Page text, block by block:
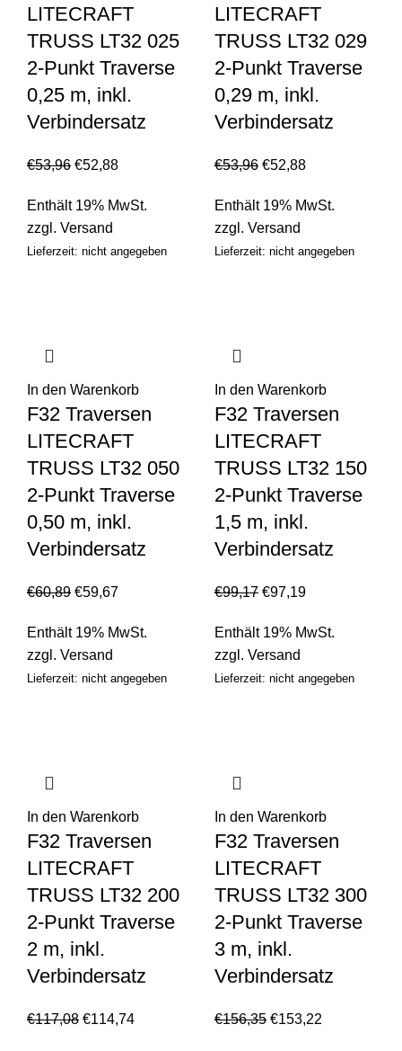
LITECRAFT
TRUSS LT32 025
2-Punkt Traverse
0,25 m, inkl.
Verbindersatz
€53,96 €52,88
Enthält 19% MwSt.
zzgl. Versand
Lieferzeit: nicht angegeben
LITECRAFT
TRUSS LT32 029
2-Punkt Traverse
0,29 m, inkl.
Verbindersatz
€53,96 €52,88
Enthält 19% MwSt.
zzgl. Versand
Lieferzeit: nicht angegeben
In den Warenkorb
F32 Traversen
LITECRAFT
TRUSS LT32 050
2-Punkt Traverse
0,50 m, inkl.
Verbindersatz
€60,89 €59,67
Enthält 19% MwSt.
zzgl. Versand
Lieferzeit: nicht angegeben
In den Warenkorb
F32 Traversen
LITECRAFT
TRUSS LT32 150
2-Punkt Traverse
1,5 m, inkl.
Verbindersatz
€99,17 €97,19
Enthält 19% MwSt.
zzgl. Versand
Lieferzeit: nicht angegeben
In den Warenkorb
F32 Traversen
LITECRAFT
TRUSS LT32 200
2-Punkt Traverse
2 m, inkl.
Verbindersatz
€117,08 €114,74
In den Warenkorb
F32 Traversen
LITECRAFT
TRUSS LT32 300
2-Punkt Traverse
3 m, inkl.
Verbindersatz
€156,35 €153,22